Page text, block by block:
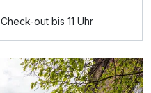
Check-out bis 11 Uhr